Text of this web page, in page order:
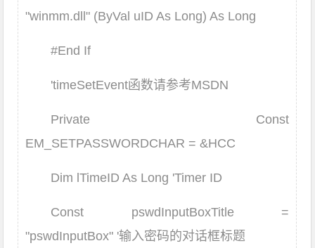
"winmm.dll" (ByVal uID As Long) As Long
#End If
'timeSetEvent函数请参考MSDN
Private Const
EM_SETPASSWORDCHAR = &HCC
Dim lTimeID As Long 'Timer ID
Const pswdInputBoxTitle =
"pswdInputBox" '输入密码的对话框标题